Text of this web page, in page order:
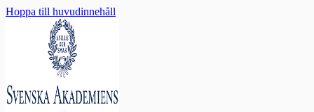
Hoppa till huvudinnehåll